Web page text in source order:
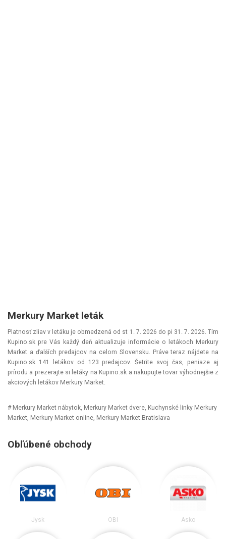
Merkury Market leták
Platnosť zliav v letáku je obmedzená od st 1. 7. 2026 do pi 31. 7. 2026. Tím
Kupino.sk pre Vás každý deň aktualizuje informácie o letákoch Merkury
Market a ďalších predajcov na celom Slovensku. Práve teraz nájdete na
Kupino.sk 141 letákov od 123 predajcov. Šetrite svoj čas, peniaze aj
prírodu a prezerajte si letáky na Kupino.sk a nakupujte tovar výhodnejšie z
akciových letákov Merkury Market.
# Merkury Market nábytok, Merkury Market dvere, Kuchynské linky Merkury
Market, Merkury Market online, Merkury Market Bratislava
Obľúbené obchody
Jysk OBI Asko